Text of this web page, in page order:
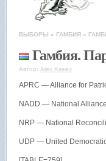
ВЫБОРЫ » ГАМБИЯ »
Гамбия.
Автор: Alex Kireev
APRC — Alliance for
NADD — National
NRP — National
UDP — United